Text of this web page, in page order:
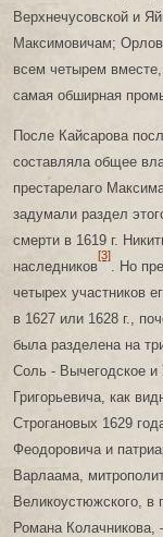
Верхнечусовской и
Максимовичам;
всем четырем
самая обширная
После Кайсарова
составляла общее
престарелаго
задумали раздел
смерти в 1619 г.
наследников
[3]
. Но
четырех участников
в 1627 или 1628 г.,
была разделена на
Соль - Вычегодское и
Григорьевича, как
Строгановых 1629
Феодоровича и
Варлаама,
Великоустюжского, в
Романа